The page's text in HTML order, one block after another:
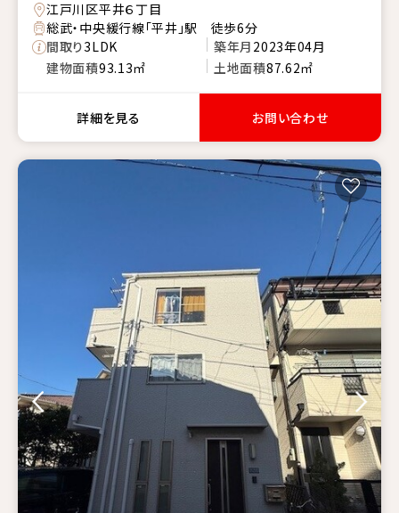
江戸川区平井６丁目
総武・中央緩行線「平井」駅 徒歩6分
間取り3LDK 築年月 2023年04月
建物面積93.13㎡ 土地面積87.62㎡
詳細を見る お問い合わせ